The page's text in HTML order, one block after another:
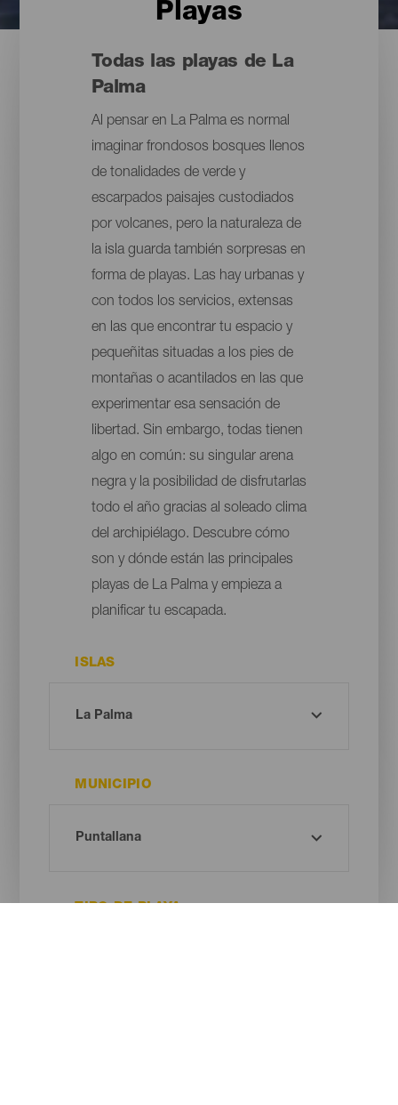
Playas
Todas las playas de La
Palma
Al pensar en La Palma es normal
imaginar frondosos bosques llenos
de tonalidades de verde y
escarpados paisajes custodiados
por volcanes, pero la naturaleza de
la isla guarda también sorpresas en
forma de playas. Las hay urbanas y
con todos los servicios, extensas
en las que encontrar tu espacio y
pequeñitas situadas a los pies de
montañas o acantilados en las que
experimentar esa sensación de
libertad. Sin embargo, todas tienen
algo en común: su singular arena
negra y la posibilidad de disfrutarlas
todo el año gracias al soleado clima
del archipiélago. Descubre cómo
son y dónde están las principales
playas de La Palma y empieza a
planificar tu escapada.
ISLAS
MUNICIPIO
TIPO DE PLAYA